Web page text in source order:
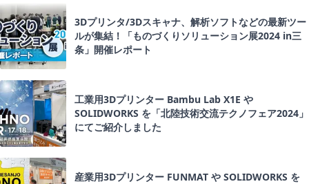
3Dプリンタ/3Dスキャナ、解析ソフトなどの最新ツー
ルが集結！「ものづくりソリューション展2024 in三
条」開催レポート
工業用3Dプリンター Bambu Lab X1E や
SOLIDWORKS を「北陸技術交流テクノフェア2024」
にてご紹介しました
産業用3Dプリンター FUNMAT や SOLIDWORKS を